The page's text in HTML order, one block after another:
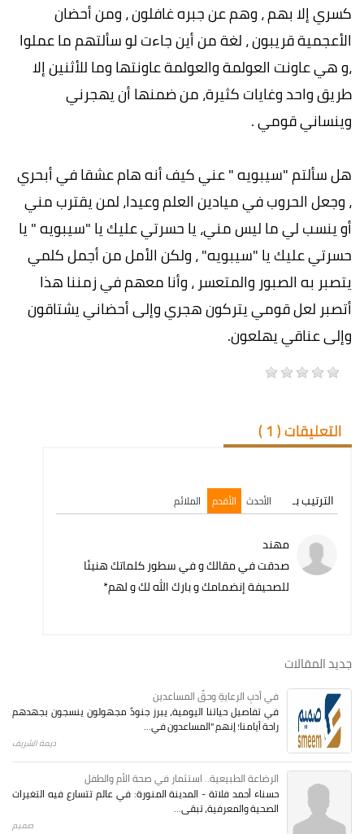
كسري إلا بهم ، وهم عن جبره غافلون ، ومن أحضان
الأعجمية قريبون ، لغة من أين جاءت لو سألتهم ما عملوا
،و هي عاونت العولمة والعولمة عاونتها وما للأثنين إلا
طريق واحد وغايات كثيرة، من ضمنها أن يهجرني
وينساني قومي .
هل سألتم "سيبويه " عني كيف أنه هام عشقا في أبحري
، وجعل الحروب في ميادين العلم وعيدا، لمن يقترب مني
أو ينسب لي ما ليس مني، يا حسرتي عليك يا "سيبويه " يا
حسرتي عليك يا "سيبويه" ، ولكن الأمل من أجمل كلمي
يتصبر به الصبور والمتعسر ، وأنا معهم في زمننا هذا
أتصبر لعل قومي يتركون هجري وإلى أحضاني يشتاقون
وإلى عناقي يهلعون.
التعليقات (1
)
الترتيب بـ الأحدث الأقدم الملائم
مهند
صدقت في مقالك و في سطور كلماتك هنيئا
للصحيفة إنضمامك و بارك الله لك و لهم*
جديد المقالات
في أدبِ الرعايةِ وحقِّ المساعدين
في تفاصيل حياتنا اليومية، يبرز جنودٌ مجهولون ينسجون بجهدهم
راحة أيامنا؛ إنهم "المساعدون في...
ديمة الشريف
الرضاعة الطبيعية.. استثمار في صحة الأم والطفل
حسناء أحمد فلاتة - المدينة المنورة: في عالم تتسارع فيه التغيرات
الصحية والمعرفية، تبقى...
صميم